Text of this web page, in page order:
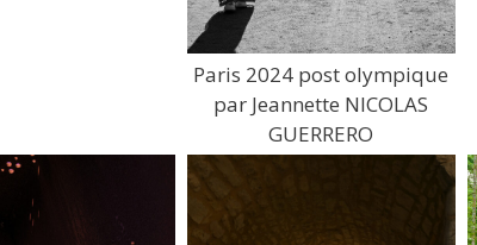
Paris 2024 post olympique
par Jeannette NICOLAS
GUERRERO